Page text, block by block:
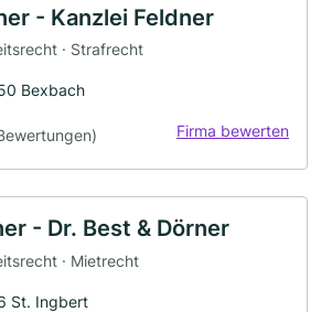
- Kanzlei Feldner
· Strafrecht
Bexbach
Firma bewerten
- Dr. Best & Dörner
· Mietrecht
St. Ingbert